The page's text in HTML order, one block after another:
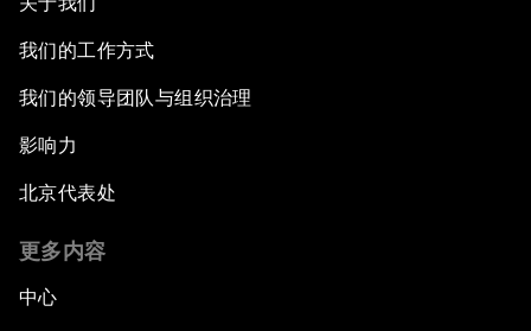
我们的工作方式
我们的领导团队与组织治理
影响力
北京代表处
更多内容
中心